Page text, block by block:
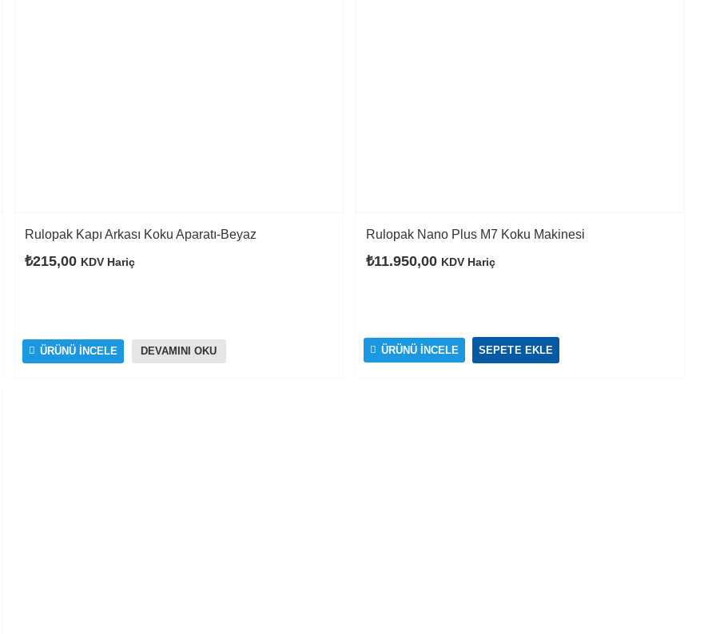
Rulopak Kapı Arkası Koku Aparatı-Beyaz
₺215,00 KDV Hariç
ÜRÜNÜ İNCELE DEVAMINI OKU
Rulopak Nano Plus M7 Koku Makinesi
₺11.950,00 KDV Hariç
ÜRÜNÜ İNCELE SEPETE EKLE